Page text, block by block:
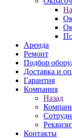
Аренда
Ремонт
Подбор
Доставка и
Гарантия
Компания
Назад
Контакты